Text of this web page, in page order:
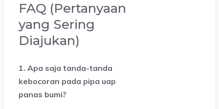
FAQ (Pertanyaan
yang Sering
Diajukan)
1. Apa saja tanda-tanda
kebocoran pada pipa uap
panas bumi?